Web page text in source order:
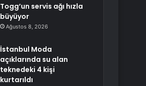
Togg’un servis ağı hızla
büyüyor
Ağustos 8, 2026
İstanbul Moda
açıklarında su alan
teknedeki 4 kişi
kurtarıldı